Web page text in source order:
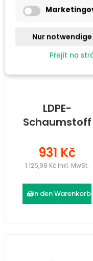
LDPE-
Schaumstoff
60) mm
931 Kč
1.126,98 Kč inkl. MwSt.
In den Warenkorb
Nur notwendige
Přejít na